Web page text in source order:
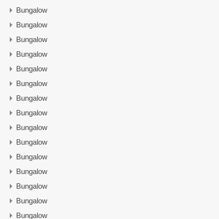
Bungalow
Bungalow
Bungalow
Bungalow
Bungalow
Bungalow
Bungalow
Bungalow
Bungalow
Bungalow
Bungalow
Bungalow
Bungalow
Bungalow
Bungalow